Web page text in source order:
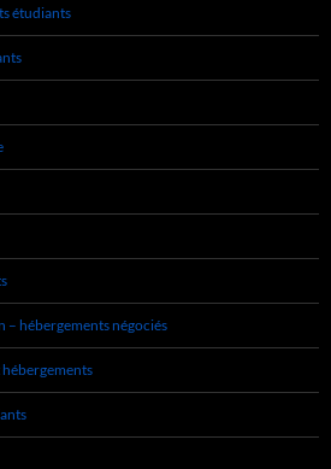
étudiants
– hébergements négociés